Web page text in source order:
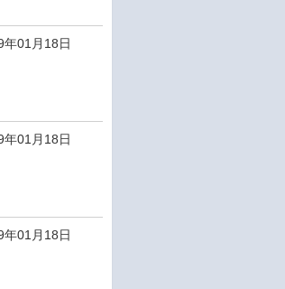
01月18日
01月18日
01月18日